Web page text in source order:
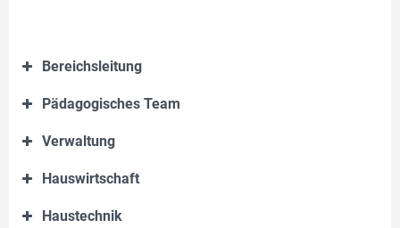
Bereichsleitung
Pädagogisches Team
Verwaltung
Hauswirtschaft
Haustechnik